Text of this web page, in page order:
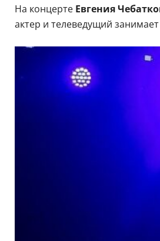
На концерте Евгения
актер и телеведущий